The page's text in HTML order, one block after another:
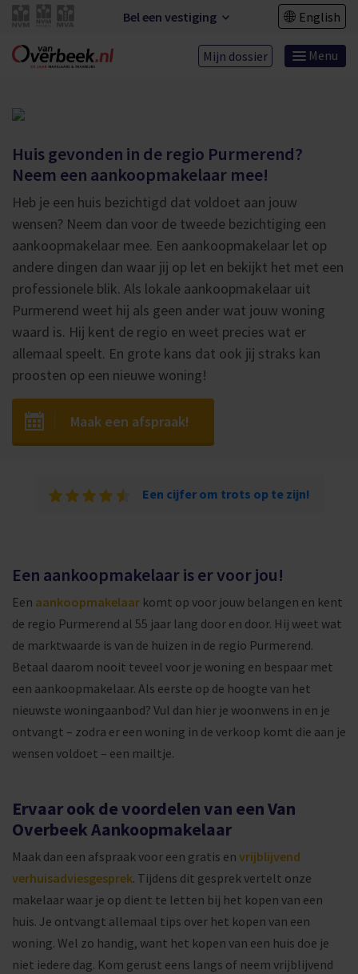
Bel een vestiging English
Mijn dossier Menu
Huis gevonden in de regio Purmerend?
Neem een aankoopmakelaar mee!
Heb je een huis bezichtigd dat voldoet aan jouw
wensen? Neem dan voor de tweede bezichtiging een
aankoopmakelaar mee. Een aankoopmakelaar let op
andere dingen dan waar jij op let en bekijkt het met een
professionele blik. Als lokale aankoopmakelaar uit
Purmerend weet hij als geen ander wat jouw woning
waard is. Hij kent de regio en weet precies wat er
allemaal speelt. En grote kans dat ook jij straks kan
proosten op een nieuwe woning!
Maak een afspraak!
Een cijfer om trots op te zijn!
Een aankoopmakelaar is er voor jou!
Een aankoopmakelaar komt op voor jouw belangen en kent
de regio Purmerend al 55 jaar lang door en door. Hij weet wat
de marktwaarde is van de huizen in de regio Purmerend.
Betaal daarom nooit teveel voor je woning en bespaar met
een aankoopmakelaar. Als eerste op de hoogte van het
nieuwste woningaanbod? Vul dan hier je woonwens in en je
ontvangt – zodra er een woning in de verkoop komt die aan je
wensen voldoet – een mailtje.
Ervaar ook de voordelen van een Van
Overbeek Aankoopmakelaar
Maak dan een afspraak voor een gratis en vrijblijvend
verhuisadviesgesprek. Tijdens dit gesprek vertelt onze
makelaar waar je op dient te letten bij het kopen van een
huis. Je ontvangt allemaal tips over het kopen van een
woning. Wel zo handig, want het kopen van een huis doe je
niet iedere dag. Kom gerust eens langs of neem vrijblijvend